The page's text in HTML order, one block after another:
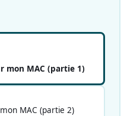
mon MAC (partie 1)
MAC (partie 2)